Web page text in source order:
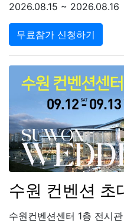
2026.08.15 ~ 2026.08.16
무료참가 신청하기
수원 컨벤션 초
수원컨벤션센터 1층 전시관